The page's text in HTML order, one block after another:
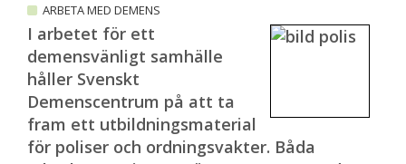
ARBETA MED DEMENS
I arbetet för ett
demensvänligt samhälle
håller Svenskt
Demenscentrum på att ta
fram ett utbildningsmaterial
för poliser och ordningsvakter. Båda